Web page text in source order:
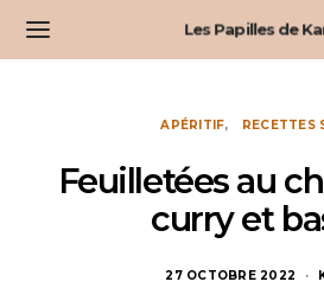
Les Papilles de
APÉRITIF RECETTES
Feuilletées au
curry et
27 OCTOBRE 2022